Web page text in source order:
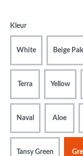
Kleur
White Beige
Terra Yellow
Naval Aloe
Tansy Green